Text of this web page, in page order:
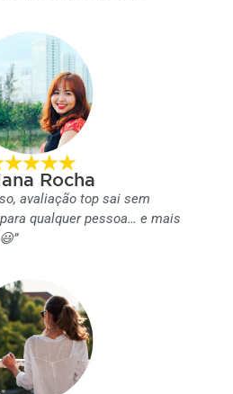
Rocha
avaliação top sai sem
qualquer pessoa… e mais